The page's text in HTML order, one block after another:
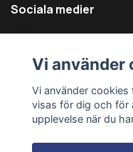
Sociala medier
© 2026
Vi använder
Vi använder
visas för dig och för
upplevelse när du